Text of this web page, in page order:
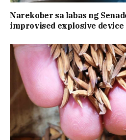
Narekober sa labas ng
improvised explosive device